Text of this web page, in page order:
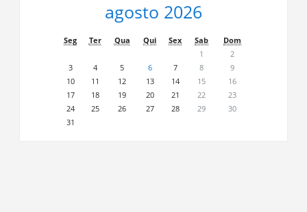
agosto 2026
Seg Ter Qua Qui Sex Sab
Dom
1
2
3
4 5 6 7 8
9
10
11 12 13 14 15
16
17
18 19 20 21 22
23
24
25 26 27 28 29
30
31